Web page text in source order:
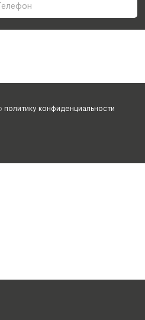
политику конфиденциальности